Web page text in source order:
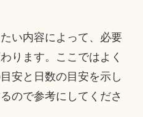
い内容によって、必要
ります。ここではよく
安と日数の目安を示し
ので参考にしてくださ